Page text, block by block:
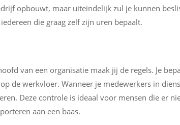
opbouwt, maar uiteindelijk zul je kunnen
die graag zelf zijn uren bepaalt.
van een organisatie maak jij de regels. Je
de werkvloer. Wanneer je medewerkers in
Deze controle is ideaal voor mensen die er
aan een baas.